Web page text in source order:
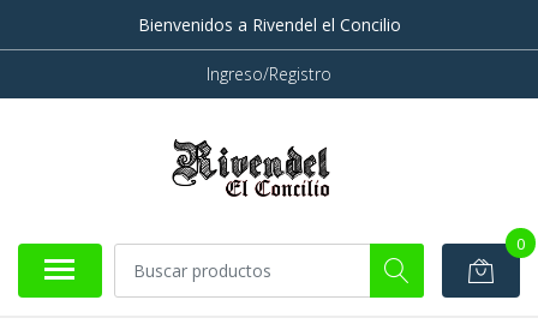
Bienvenidos a Rivendel el Concilio
Ingreso/Registro
0